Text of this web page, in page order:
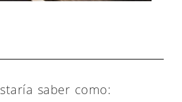
saber como: